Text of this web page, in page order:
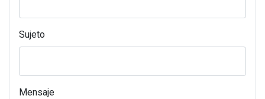
Sujeto
Mensaje